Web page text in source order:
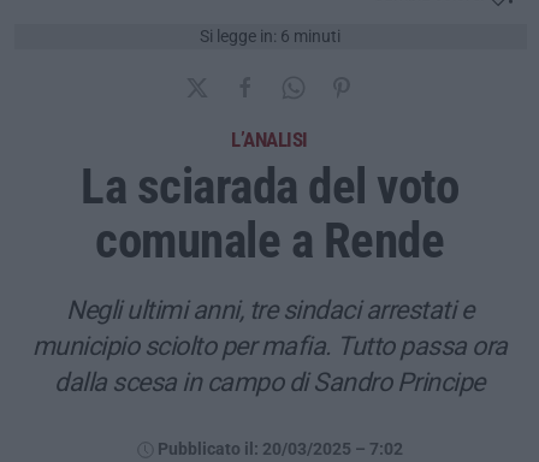
Si legge in: 6 minuti
L’ANALISI
La sciarada del voto
comunale a Rende
Negli ultimi anni, tre sindaci arrestati e
municipio sciolto per mafia. Tutto passa ora
dalla scesa in campo di Sandro Principe
Pubblicato il: 20/03/2025 – 7:02